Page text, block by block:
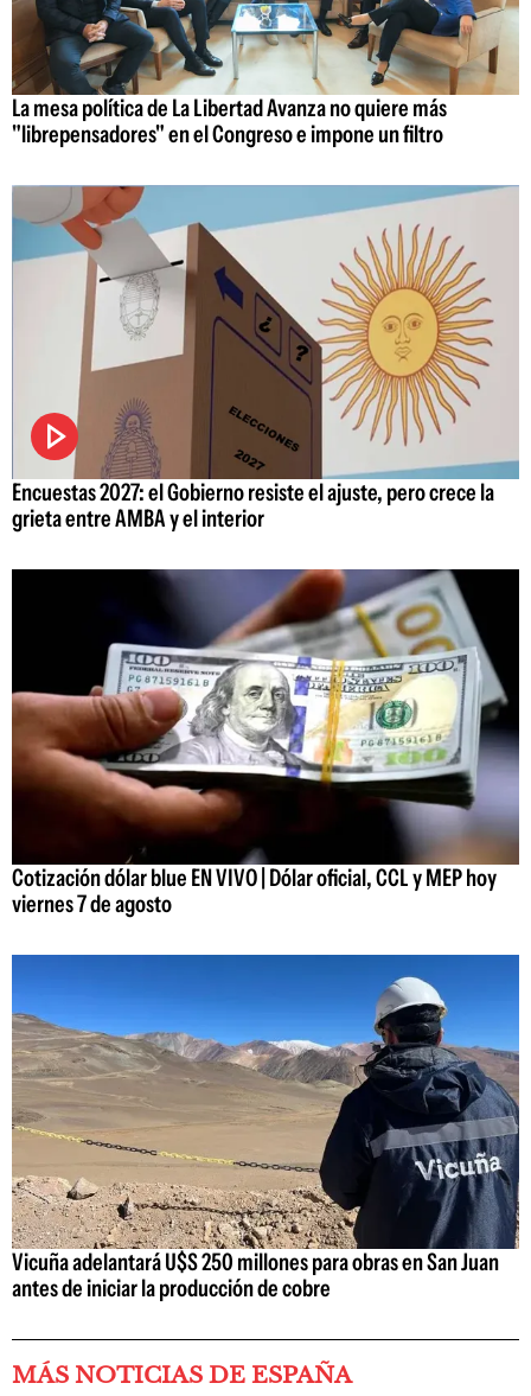
La mesa política de La Libertad Avanza no quiere más
"librepensadores" en el Congreso e impone un filtro
Encuestas 2027: el Gobierno resiste el ajuste, pero crece la
grieta entre AMBA y el interior
Cotización dólar blue EN VIVO | Dólar oficial, CCL y MEP hoy
viernes 7 de agosto
Vicuña adelantará U$S 250 millones para obras en San Juan
antes de iniciar la producción de cobre
MÁS NOTICIAS DE ESPAÑA